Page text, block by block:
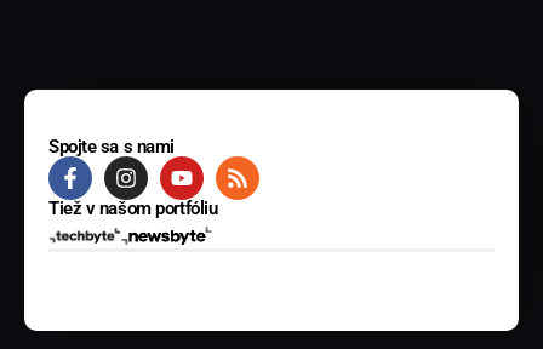
Spojte sa s nami
Tiež v našom portfóliu